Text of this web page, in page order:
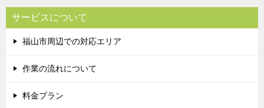
サービスについて
福山市周辺での対応エリア
作業の流れについて
料金プラン